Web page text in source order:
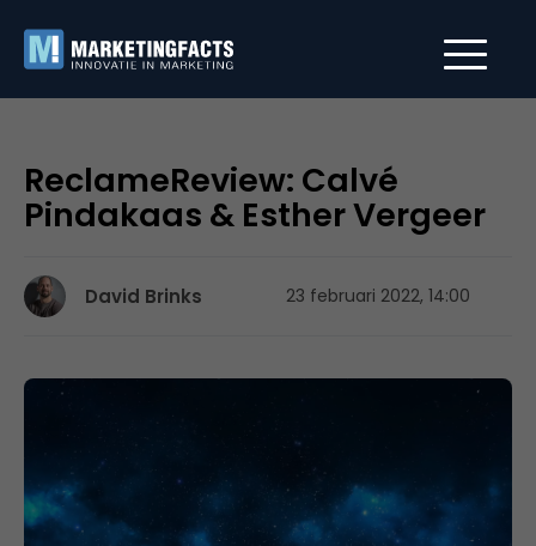
ReclameReview: Calvé
Pindakaas & Esther Vergeer
David Brinks 23 februari 2022, 14:00